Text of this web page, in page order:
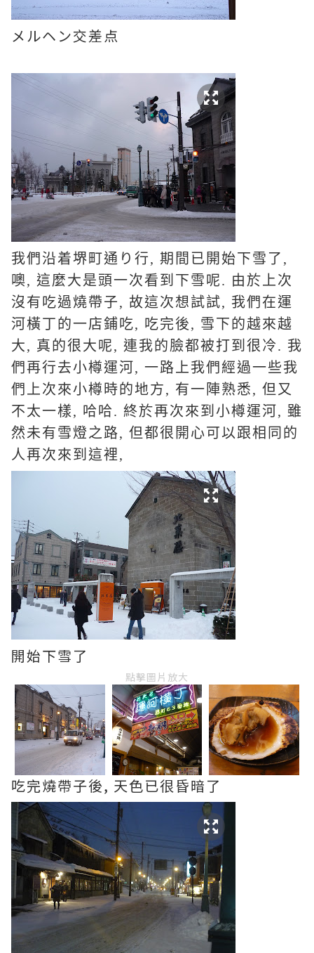
メルヘン交差点
我們沿着堺町通り行, 期間已開始下雪了,
噢, 這麼大是頭一次看到下雪呢. 由於上次
沒有吃過燒帶子, 故這次想試試, 我們在運
河橫丁的一店鋪吃, 吃完後, 雪下的越來越
大, 真的很大呢, 連我的臉都被打到很冷. 我
們再行去小樽運河, 一路上我們經過一些我
們上次來小樽時的地方, 有一陣熟悉, 但又
不太一樣, 哈哈. 終於再次來到小樽運河, 雖
然未有雪燈之路, 但都很開心可以跟相同的
人再次來到這裡,
開始下雪了
點擊圖片放大
吃完燒帶子後, 天色已很昏暗了